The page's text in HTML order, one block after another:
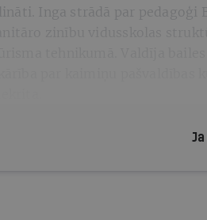
Inga strādā par pedagoģi